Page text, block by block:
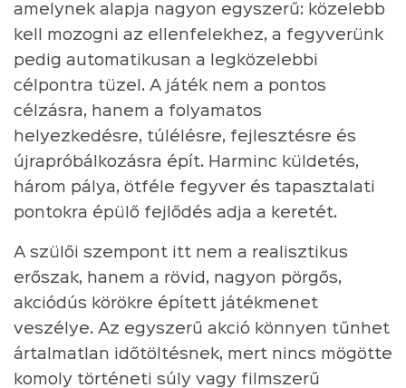
amelynek alapja nagyon egyszerű: közelebb
kell mozogni az ellenfelekhez, a fegyverünk
pedig automatikusan a legközelebbi
célpontra tüzel. A játék nem a pontos
célzásra, hanem a folyamatos
helyezkedésre, túlélésre, fejlesztésre és
újrapróbálkozásra épít. Harminc küldetés,
három pálya, ötféle fegyver és tapasztalati
pontokra épülő fejlődés adja a keretét.
A szülői szempont itt nem a realisztikus
erőszak, hanem a rövid, nagyon pörgős,
akciódús körökre épített játékmenet
veszélye. Az egyszerű akció könnyen tűnhet
ártalmatlan időtöltésnek, mert nincs mögötte
komoly történeti súly vagy filmszerű